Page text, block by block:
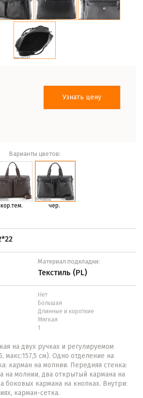
Узнать цену
Варианты цветов:
кор.тем. чер.
Материал подкладки:
Текстиль (PL)
Нет
Большая
Длинные и короткие
Мягкая
1
на двух ручках и регулируемом
макс:157,5 см). Одно отделение на
карман на молнии. Передняя стенка:
на молнии, два открытый кармана на
боковых кармана на кнопках. Внутри:
карман-сетка.